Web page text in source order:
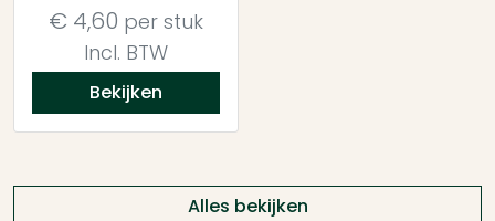
€ 4,60 per stuk
Incl. BTW
Bekijken
Alles bekijken